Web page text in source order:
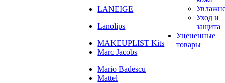
LANEIGE
Lanolips
MAKEUPLIST Kits
Marc Jacobs
Mario Badescu
Mattel
Уход и
защита
Уцененные
товары